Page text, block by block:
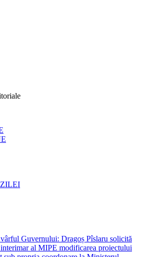
Guvernului: Dragoș Pîslaru solicită
al MIPE modificarea proiectului